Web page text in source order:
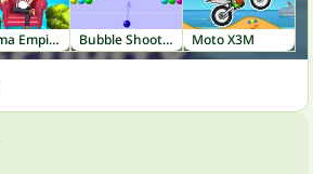
Cinema Empire Idle Tycoon Bubble Shooter Moto X3M